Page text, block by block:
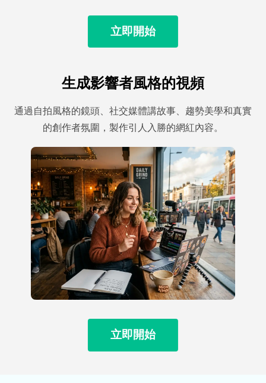
立即開始
生成影響者風格的視頻
通過自拍風格的鏡頭、社交媒體講故事、趨勢美學和真實
的創作者氛圍，製作引人入勝的網紅內容。
立即開始